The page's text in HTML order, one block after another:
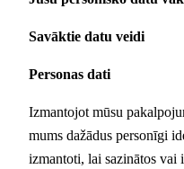
Savāktie datu veidi
Personas dati
Izmantojot mūsu
mums dažādus personīgi
izmantoti, lai sazinātos vai